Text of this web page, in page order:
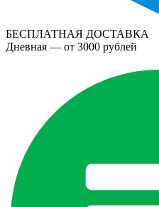
БЕСПЛАТНАЯ ДОСТАВКА
Дневная — от 3000 рублей